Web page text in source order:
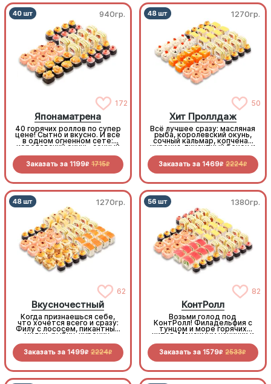
940гр.
172
Японаматрена
40 горячих роллов по супер
цене! Сытно и вкусно. И все
в одном огненном сете:
королевский окунь, сочный
нежный краб, хрустящие
овощи. Максимум вкуса,
Заказать за 1199R 1715R
1270гр.
50
Хит Проллдаж
Всё лучшее сразу: масляная
рыба, королевский окунь,
сочный кальмар, копченая
курочка, пикантный бекон и
хиты среди роллов
Заказать за 1469R 2224R
1270гр.
62
Вкусночестный
Когда признаешься себе,
что хочется всего и сразу:
Филу с лососем, пикантные
мидии, рыбку, курочку,
выгодной цене
Заказать за 1499R 2224R
1380гр.
82
КонтРолл
Возьми голод под
КонтРолл! Филадельфия с
тунцом и море горячих
хитов. Максимум начинки и
Заказать за 1579R 2533R